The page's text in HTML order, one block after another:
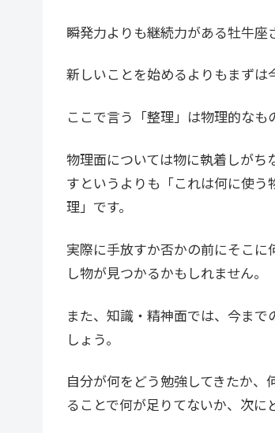
瞬発力よりも継続力がある牡牛座
新しいことを始めるよりもまずは
ここで言う「整理」は物理的なも
物理面については物に執着しが
すというよりも「これは何に使
理」です。
実際に手放すか否かの前にそこ
し物が見つかるかもしれません。
また、知識・精神面では、今ま
しょう。
自分が何をどう勉強してきたか
ることで何が足りてないか、次に